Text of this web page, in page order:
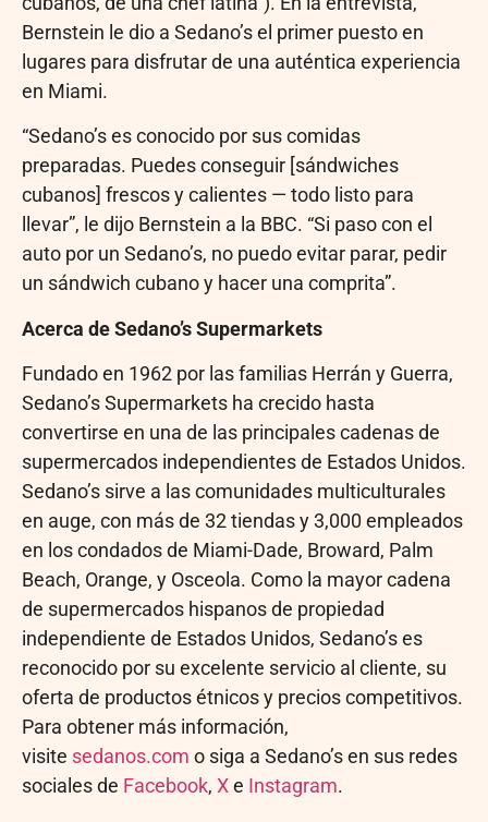
Bernstein le dio a Sedano’s el primer puesto en
lugares para disfrutar de una auténtica experiencia
en Miami.
“Sedano’s es conocido por sus comidas
preparadas. Puedes conseguir [sándwiches
cubanos] frescos y calientes — todo listo para
llevar”, le dijo Bernstein a la BBC. “Si paso con el
auto por un Sedano’s, no puedo evitar parar, pedir
un sándwich cubano y hacer una comprita”.
Acerca de Sedano’s Supermarkets
Fundado en 1962 por las familias Herrán y Guerra,
Sedano’s Supermarkets ha crecido hasta
convertirse en una de las principales cadenas de
supermercados independientes de Estados Unidos.
Sedano’s sirve a las comunidades multiculturales
en auge, con más de 32 tiendas y 3,000 empleados
en los condados de Miami-Dade, Broward, Palm
Beach, Orange, y Osceola. Como la mayor cadena
de supermercados hispanos de propiedad
independiente de Estados Unidos, Sedano’s es
reconocido por su excelente servicio al cliente, su
oferta de productos étnicos y precios competitivos.
Para obtener más información,
visite sedanos.com o siga a Sedano’s en sus redes
sociales de Facebook, Xe Instagram.